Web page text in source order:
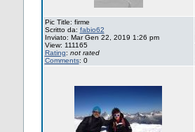
Pic Title: firme
Scritto da: fabio62
Inviato: Mar Gen 22, 2019 1:26 pm
View: 111165
Rating: not rated
Comments: 0